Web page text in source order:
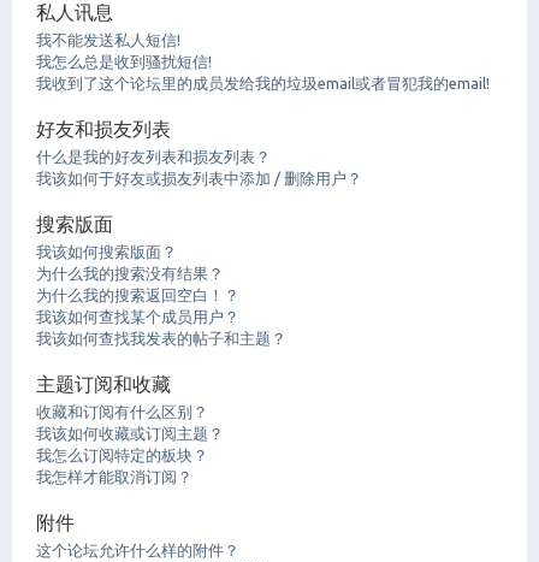
私人讯息
我不能发送私人短信!
我怎么总是收到骚扰短信!
我收到了这个论坛里的成员发给我的垃圾email或者冒犯我的email!
好友和损友列表
什么是我的好友列表和损友列表？
我该如何于好友或损友列表中添加 / 删除用户？
搜索版面
我该如何搜索版面？
为什么我的搜索没有结果？
为什么我的搜索返回空白！？
我该如何查找某个成员用户？
我该如何查找我发表的帖子和主题？
主题订阅和收藏
收藏和订阅有什么区别？
我该如何收藏或订阅主题？
我怎么订阅特定的板块？
我怎样才能取消订阅？
附件
这个论坛允许什么样的附件？